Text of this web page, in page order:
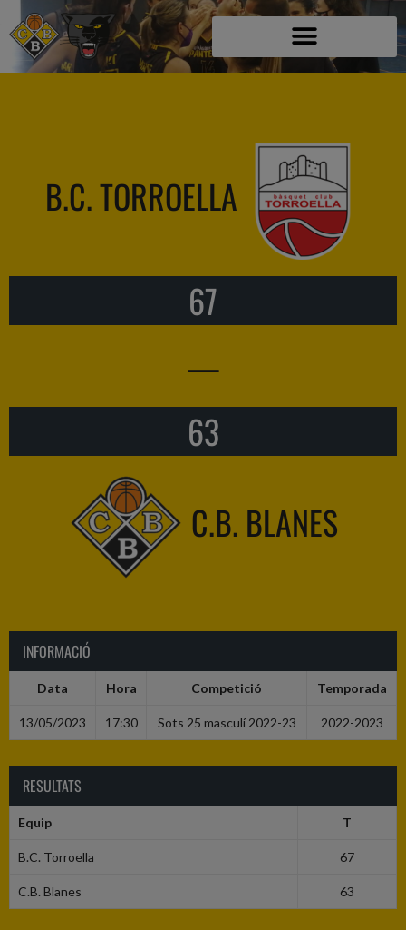
B.C. TORROELLA
67
—
63
C.B. BLANES
INFORMACIÓ
Data Hora Competició Temporada
13/05/2023 17:30 Sots 25 masculí 2022-23 2022-2023
RESULTATS
Equip T
B.C. Torroella 67
C.B. Blanes 63